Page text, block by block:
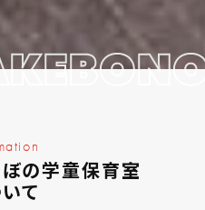
の学童保育室
て